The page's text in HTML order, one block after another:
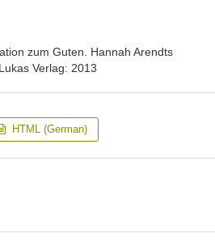
zum Guten. Hannah Arendts
Verlag: 2013
HTML (German)